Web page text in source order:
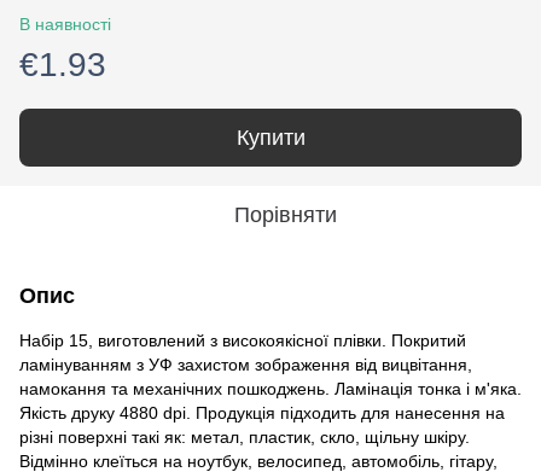
В наявності
€1.93
Купити
Порівняти
Опис
Набір 15, виготовлений з високоякісної плівки. Покритий
ламінуванням з УФ захистом зображення від вицвітання,
намокання та механічних пошкоджень. Ламінація тонка і м'яка.
Якість друку 4880 dpi. Продукція підходить для нанесення на
різні поверхні такі як: метал, пластик, скло, щільну шкіру.
Відмінно клеїться на ноутбук, велосипед, автомобіль, гітару,